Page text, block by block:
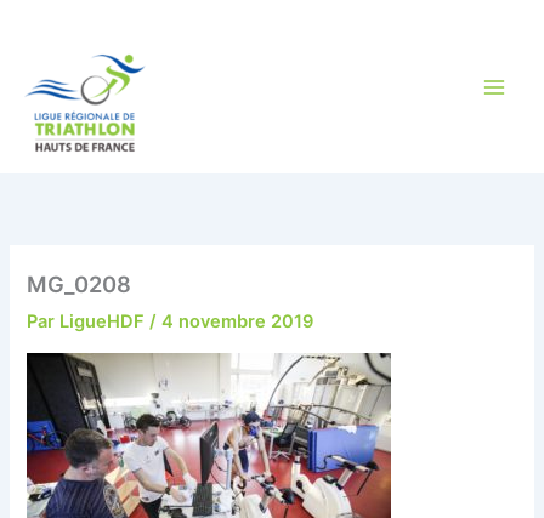
MG_0208
Par LigueHDF/4 novembre 2019